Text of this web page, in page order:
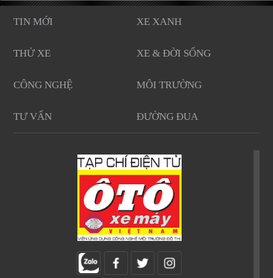
TIN MỚI XE XANH
THỬ XE XE & ĐỜI SỐNG
CÔNG NGHỆ MÔI TRƯỜNG
TƯ VẤN ĐƯỜNG ĐUA